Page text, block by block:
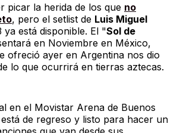
picar la herida de los que no
, pero el setlist de Luis Miguel
ya está disponible. El "Sol de
en Noviembre en México,
ofreció ayer en Argentina nos dio
lo que ocurrirá en tierras aztecas.
en el Movistar Arena de Buenos
de regreso y listo para hacer un